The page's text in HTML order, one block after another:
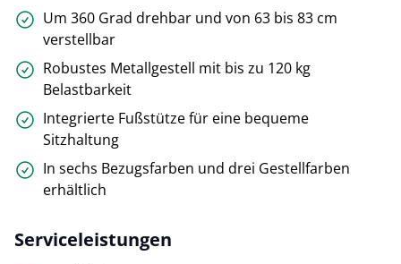
Um 360 Grad drehbar und von 63 bis 83 cm
verstellbar
Robustes Metallgestell mit bis zu 120 kg
Belastbarkeit
Integrierte Fußstütze für eine bequeme
Sitzhaltung
In sechs Bezugsfarben und drei Gestellfarben
erhältlich
Serviceleistungen